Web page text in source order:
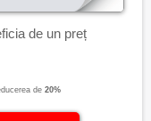
de un preț
de 20%